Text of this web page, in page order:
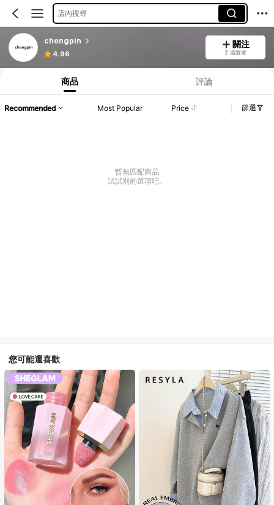
店內搜尋
chongpin
4.96
關注
2 追蹤者
商品 評論
Recommended Most Popular Price 篩選
暫無匹配商品
試試別的選項吧。
您可能還喜歡